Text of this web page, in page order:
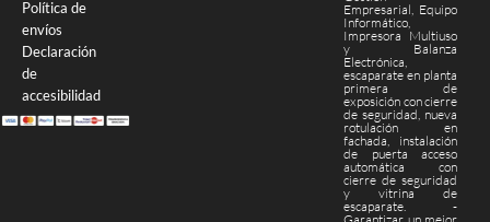
Política de
envíos
Declaración
de
accesibilidad
Empresarial, Equipo
Informático,
Impresora Multiuso
y Balanza
Electrónica,
escaparate en planta
primera de
exposición con cierre
de seguridad, nueva
rotulación en
fachada, instalación
de puerta acceso
automática con
cierre de seguridad
y vitrina de
escaparate. -